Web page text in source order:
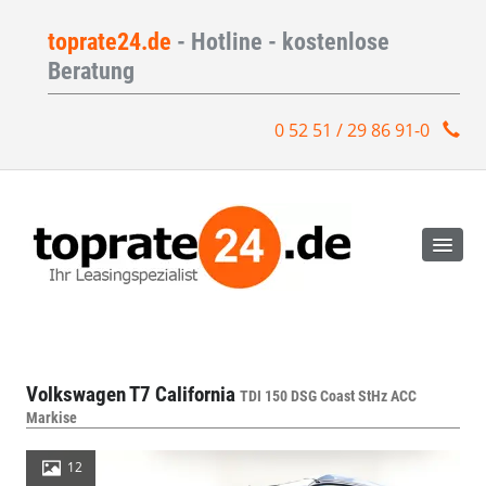
toprate24.de - Hotline - kostenlose
Beratung
0 52 51 / 29 86 91-0
Volkswagen T7 California TDI 150 DSG Coast StHz ACC
Markise
12